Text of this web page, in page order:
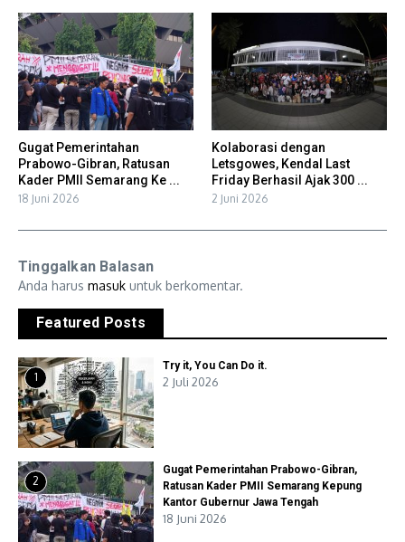
Gugat Pemerintahan
Prabowo-Gibran, Ratusan
Kader PMII Semarang Ke ...
18 Juni 2026
Kolaborasi dengan
Letsgowes, Kendal Last
Friday Berhasil Ajak 300 ...
2 Juni 2026
Tinggalkan Balasan
Anda harus masuk untuk berkomentar.
Featured Posts
1
Try it, You Can Do it.
2 Juli 2026
2
Gugat Pemerintahan Prabowo-Gibran,
Ratusan Kader PMII Semarang Kepung
Kantor Gubernur Jawa Tengah
18 Juni 2026